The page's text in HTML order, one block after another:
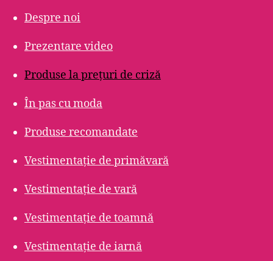
Despre noi
Prezentare video
Produse la prețuri de criză
În pas cu moda
Produse recomandate
Vestimentație de primăvară
Vestimentație de vară
Vestimentație de toamnă
Vestimentație de iarnă